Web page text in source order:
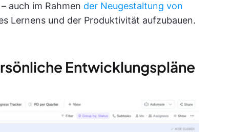
auch im Rahmen der Neugestaltung von
Lernens und der Produktivität aufzubauen.
Entwicklungspläne